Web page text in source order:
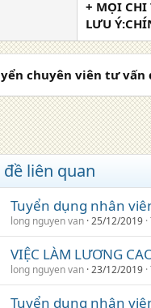
+ MỌI
LƯU
chuyên viên tư
đề liên quan
Tuyển dụng nhân
long nguyen van 25/12/2019
VIỆC LÀM LƯƠNG
long nguyen van 23/12/2019
Tuyển dụng nhân